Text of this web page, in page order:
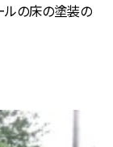
ルの床の塗装の